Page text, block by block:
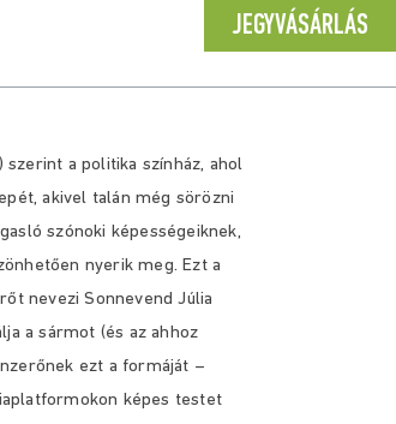
JEGYVÁSÁRLÁS
szerint a politika színház, ahol
akivel talán még sörözni
szónoki képességeiknek,
nyerik meg. Ezt a
nevezi Sonnevend Júlia
a sármot (és az ahhoz
ezt a formáját –
képes testet